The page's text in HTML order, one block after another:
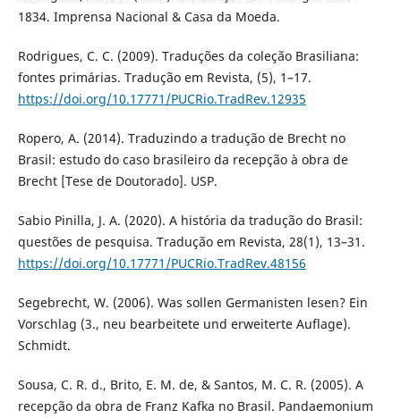
1834. Imprensa Nacional & Casa da Moeda.
Rodrigues, C. C. (2009). Traduções da coleção Brasiliana:
fontes primárias. Tradução em Revista, (5), 1–17.
https://doi.org/10.17771/PUCRio.TradRev.12935
Ropero, A. (2014). Traduzindo a tradução de Brecht no
Brasil: estudo do caso brasileiro da recepção à obra de
Brecht [Tese de Doutorado]. USP.
Sabio Pinilla, J. A. (2020). A história da tradução do Brasil:
questões de pesquisa. Tradução em Revista, 28(1), 13–31.
https://doi.org/10.17771/PUCRio.TradRev.48156
Segebrecht, W. (2006). Was sollen Germanisten lesen? Ein
Vorschlag (3., neu bearbeitete und erweiterte Auflage).
Schmidt.
Sousa, C. R. d., Brito, E. M. de, & Santos, M. C. R. (2005). A
recepção da obra de Franz Kafka no Brasil. Pandaemonium